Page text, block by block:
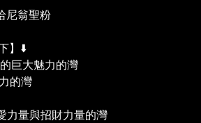
尼翁聖粉
】⬇️
巨大魅力的灣
的灣
力量與招財力量的灣